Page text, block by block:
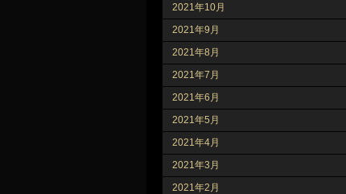
2021年10月
2021年9月
2021年8月
2021年7月
2021年6月
2021年5月
2021年4月
2021年3月
2021年2月